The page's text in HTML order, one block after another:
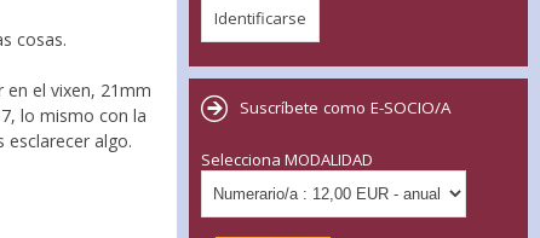
cosas.
en el vixen, 21mm
lo mismo con la
esclarecer algo.
Suscríbete como E-SOCIO/A
Selecciona MODALIDAD